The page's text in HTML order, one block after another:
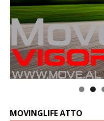
MOVINGLIFE ATTO